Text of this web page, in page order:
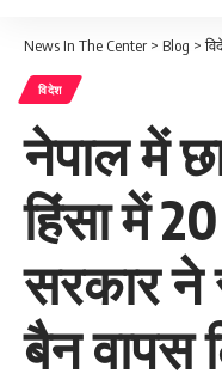
News In The Center > Blog >
विदेश
नेपाल में
हिंसा में
सरकार ने
बैन वापस